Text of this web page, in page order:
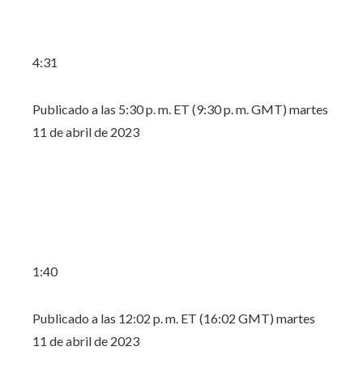
4:31
Publicado a las 5:30 p. m. ET (9:30 p. m. GMT) martes
11 de abril de 2023
1:40
Publicado a las 12:02 p. m. ET (16:02 GMT) martes
11 de abril de 2023